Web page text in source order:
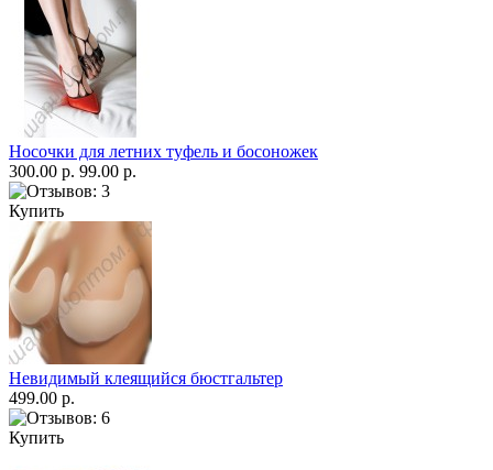
Носочки для летних туфель и босоножек
300.00 р. 99.00 р.
Купить
Невидимый клеящийся бюстгальтер
499.00 р.
Купить